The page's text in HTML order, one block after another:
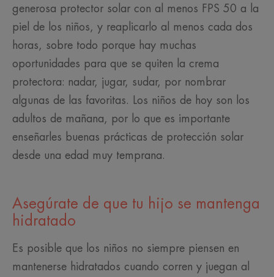
generosa protector solar con al menos FPS 50 a la
piel de los niños, y reaplicarlo al menos cada dos
horas, sobre todo porque hay muchas
oportunidades para que se quiten la crema
protectora: nadar, jugar, sudar, por nombrar
algunas de las favoritas. Los niños de hoy son los
adultos de mañana, por lo que es importante
enseñarles buenas prácticas de protección solar
desde una edad muy temprana.
Asegúrate de que tu hijo se mantenga
hidratado
Es posible que los niños no siempre piensen en
mantenerse hidratados cuando corren y juegan al